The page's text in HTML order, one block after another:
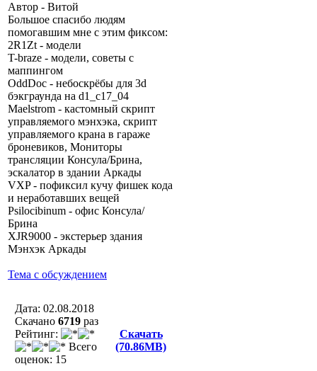
Автор - Витой
Большое спасибо людям
помогавшим мне с этим фиксом:
2R1Zt - модели
T-braze - модели, советы с
маппингом
OddDoc - небоскрёбы для 3d
бэкграунда на d1_c17_04
Maelstrom - кастомный скрипт
управляемого мэнхэка, скрипт
управляемого крана в гараже
броневиков, Мониторы
трансляции Консула/Брина,
эскалатор в здании Аркады
VXP - пофиксил кучу фишек кода
и неработавших вещей
Psilocibinum - офис Консула/
Брина
XJR9000 - экстерьер здания
Мэнхэк Аркады
Тема с обсуждением
Дата: 02.08.2018
Скачано 6719 раз
Рейтинг:
Всего
оценок: 15
Скачать
(70.86MB)